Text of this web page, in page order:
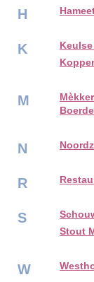
H
K
M
N
R
S
Stout
W